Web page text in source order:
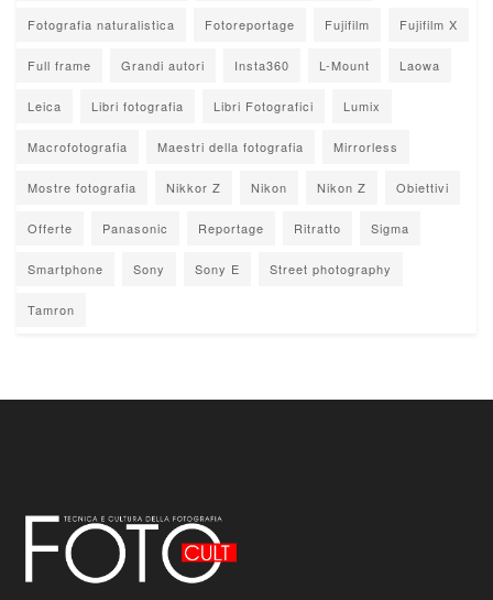
Fotografia naturalistica Fotoreportage Fujifilm Fujifilm X
Full frame Grandi autori Insta360 L-Mount Laowa
Leica Libri fotografia Libri Fotografici Lumix
Macrofotografia Maestri della fotografia Mirrorless
Mostre fotografia Nikkor Z Nikon Nikon Z Obiettivi
Offerte Panasonic Reportage Ritratto Sigma
Smartphone Sony Sony E Street photography
Tamron